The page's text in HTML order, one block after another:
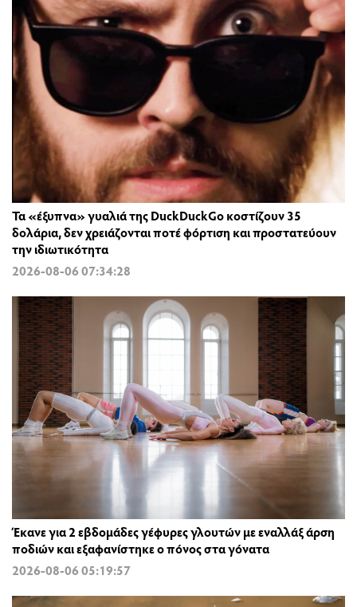
Τα «έξυπνα» γυαλιά της DuckDuckGo κοστίζουν 35
δολάρια, δεν χρειάζονται ποτέ φόρτιση και προστατεύουν
την ιδιωτικότητα
2026-08-06 07:34:28
Έκανε για 2 εβδομάδες γέφυρες γλουτών με εναλλάξ άρση
ποδιών και εξαφανίστηκε ο πόνος στα γόνατα
2026-08-06 05:19:57